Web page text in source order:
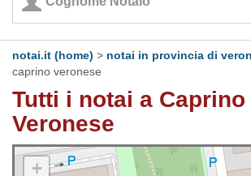
notai.it (home) > notai in provincia di
caprino veronese
Tutti i notai a Caprino
Veronese
+